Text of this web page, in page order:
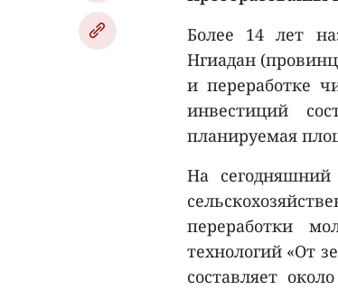
Более 14 лет
Нгиадан
и переработке
инвестиций
планируемая
На
переработки
технологий «От
составляет